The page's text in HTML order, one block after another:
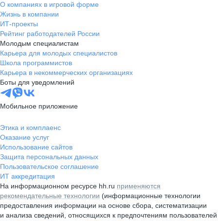
О компаниях в игровой форме
Жизнь в компании
ИТ-проекты
Рейтинг работодателей России
Молодым специалистам
Карьера для молодых специалистов
Школа программистов
Карьера в некоммерческих организациях
Боты для уведомлений
Мобильное приложение
Этика и комплаенс
Оказание услуг
Использование сайтов
Защита персональных данных
Пользовательское соглашение
ИТ аккредитация
На информационном ресурсе hh.ru применяются
рекомендательные технологии (информационные технологии
предоставления информации на основе сбора, систематизации
и анализа сведений, относящихся к предпочтениям пользователей